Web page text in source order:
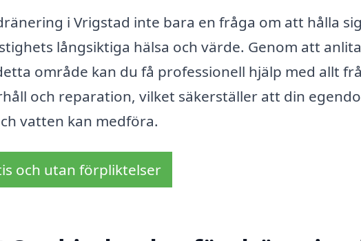
i Vrigstad inte bara en fråga om att hålla
långsiktiga hälsa och värde. Genom att
område kan du få professionell hjälp med allt
och reparation, vilket säkerställer att din
vatten kan medföra.
och utan förpliktelser